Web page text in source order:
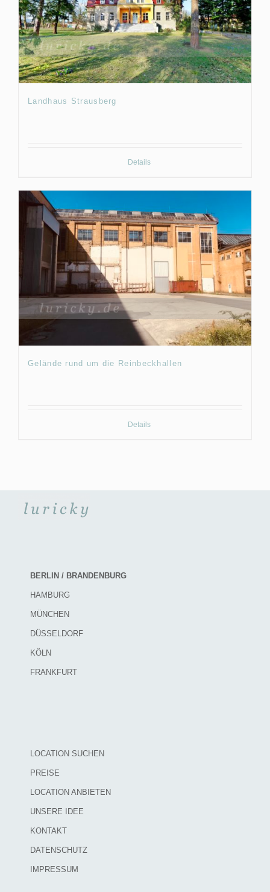
Landhaus Strausberg
Details
Gelände rund um die Reinbeckhallen
Details
BERLIN / BRANDENBURG
HAMBURG
MÜNCHEN
DÜSSELDORF
KÖLN
FRANKFURT
LOCATION SUCHEN
PREISE
LOCATION ANBIETEN
UNSERE IDEE
KONTAKT
DATENSCHUTZ
IMPRESSUM